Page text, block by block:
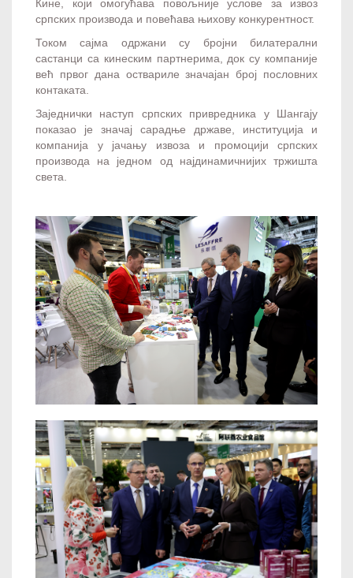
Кине, који омогућава повољније услове за извоз
српских производа и повећава њихову конкурентност.
Током сајма одржани су бројни билатерални
састанци са кинеским партнерима, док су компаније
већ првог дана оствариле значајан број пословних
контаката.
Заједнички наступ српских привредника у Шангају
показао је значај сарадње државе, институција и
компанија у јачању извоза и промоцији српских
производа на једном од најдинамичнијих тржишта
света.